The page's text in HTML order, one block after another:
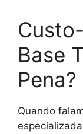
Base
Pena?
Quando